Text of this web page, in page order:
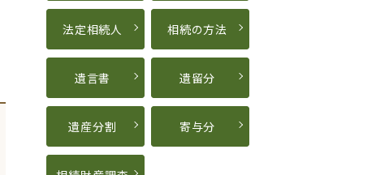
法定相続人 相続の方法
遺言書 遺留分
遺産分割 寄与分